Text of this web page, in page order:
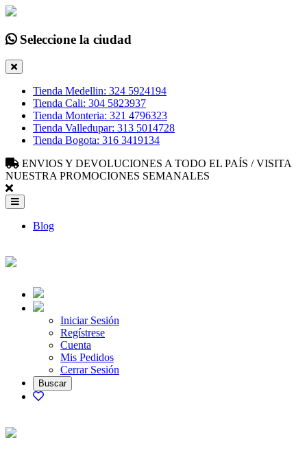
Seleccione la ciudad
Tienda Medellin: 324 5924194
Tienda Cali: 304 5823937
Tienda Monteria: 321 4796323
Tienda Valledupar: 313 5014728
Tienda Bogota: 316 3419134
ENVIOS Y DEVOLUCIONES A TODO EL PAÍS / VISITA
NUESTRA PROMOCIONES SEMANALES
Blog
Iniciar Sesión
Regístrese
Cuenta
Mis Pedidos
Cerrar Sesión